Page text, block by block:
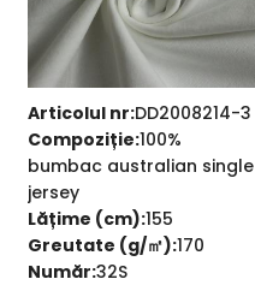
Articolul nr:DD2008214-3
Compoziție:100%
bumbac australian single
jersey
Lățime (cm):155
Greutate (g/㎡):170
Număr:32S